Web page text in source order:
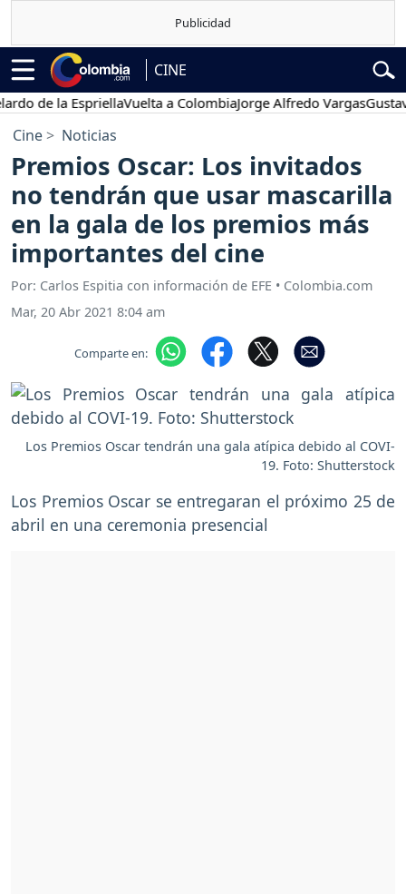
CINE
la EspriellaVuelta a ColombiaJorge Alfredo VargasGustavo
Cine Noticias
Premios Oscar: Los invitados
no tendrán que usar mascarilla
en la gala de los premios más
importantes del cine
Por: Carlos Espitia con información de EFE • Colombia.com
Mar, 20 Abr 2021 8:04 am
Comparte en:
Los Premios Oscar tendrán una gala atípica debido al COVI-
19. Foto: Shutterstock
Los Premios Oscar se entregaran el próximo 25 de
abril en una ceremonia presencial